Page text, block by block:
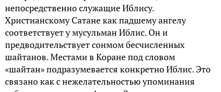
непосредственно служащие Иблису.
Христианскому Сатане как падшему ангелу
соответствует у мусульман Иблис. Он и
предводительствует сонмом бесчисленных
шайтанов. Местами в Коране под словом
«шайтан» подразумевается конкретно Иблис. Это
связано как с нежелательностью упоминания